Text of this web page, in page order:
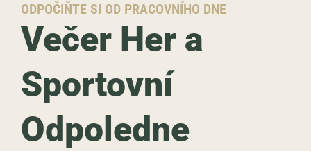
ODPOČIŇTE SI OD PRACOVNÍHO DNE
Večer Her a
Sportovní
Odpoledne